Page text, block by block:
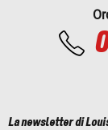
La newsletter di